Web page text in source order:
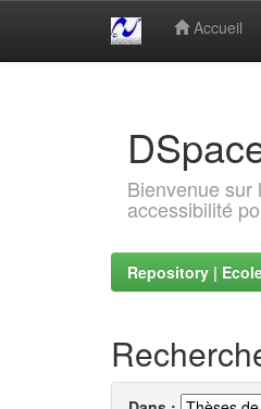
Accueil
Bienvenue sur
accessibilité
Repository |